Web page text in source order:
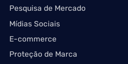
Pesquisa de Mercado
Mídias Sociais
E-commerce
Proteção de Marca